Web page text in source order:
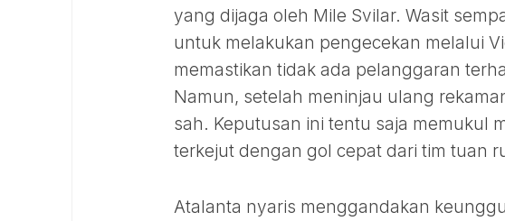
yang dijaga oleh Mile Svilar. Wasit
untuk melakukan pengecekan melalui
memastikan tidak ada pelanggaran
Namun, setelah meninjau ulang
sah. Keputusan ini tentu saja memukul
terkejut dengan gol cepat dari tim tuan
Atalanta nyaris menggandakan